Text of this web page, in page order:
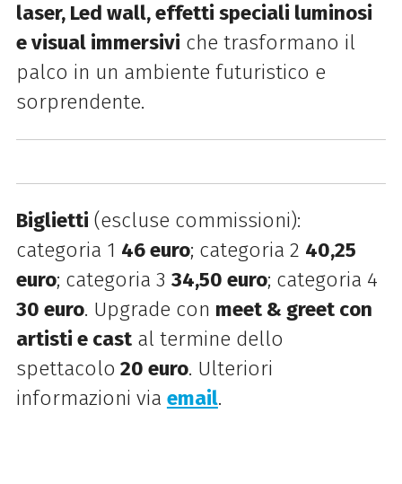
laser, Led wall, effetti speciali luminosi
e visual immersivi che trasformano il
palco in un ambiente futuristico e
sorprendente.
Biglietti (escluse commissioni):
categoria 1 46 euro; categoria 2 40,25
euro; categoria 3 34,50 euro; categoria 4
30 euro. Upgrade con meet & greet con
artisti e castal termine dello
spettacolo 20 euro. Ulteriori
informazioni via email.